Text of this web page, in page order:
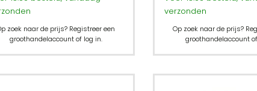
zoek naar de prijs? Registreer een
groothandelaccount of log in.
verzonden
Op zoek naar de prijs?
groothandelaccount